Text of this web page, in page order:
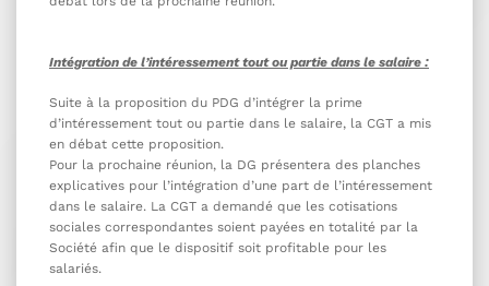
Intégration de l’intéressement tout ou partie dans le salaire :
Suite à la proposition du PDG d’intégrer la prime
d’intéressement tout ou partie dans le salaire, la CGT a mis
en débat cette proposition.
Pour la prochaine réunion, la DG présentera des planches
explicatives pour l’intégration d’une part de l’intéressement
dans le salaire. La CGT a demandé que les cotisations
sociales correspondantes soient payées en totalité par la
Société afin que le dispositif soit profitable pour les
salariés.